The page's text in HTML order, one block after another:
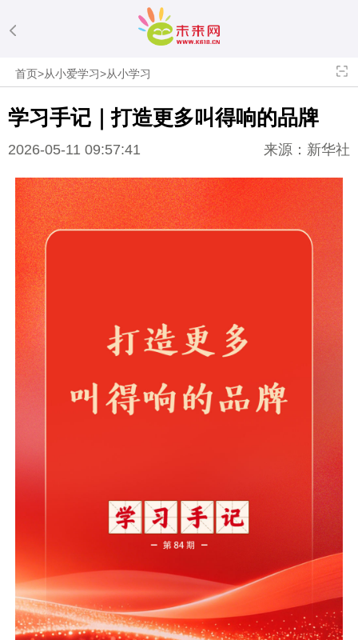
首页>从小爱学习>从小学习
学习手记｜打造更多叫得响的品牌
2026-05-11 09:57:41 来源：新华社